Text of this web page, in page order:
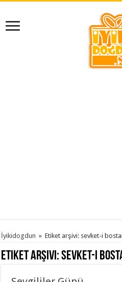
İyikidogdun » Etiket arşivi: sevket-i
Etiket arşivi:sevket-i